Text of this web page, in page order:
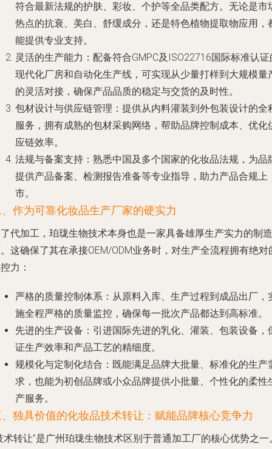
符合最新法规的护肤、彩妆、个护等全品类配方。无论是市
热点的抗衰、美白、舒缓成分，还是特色植物提取物应用，
能提供专业支持。
灵活的生产能力 ：配备符合GMPC及ISO22716国际标准认证
现代化厂房和自动化生产线，可实现从少量打样到大规模量
的灵活对接，确保产品品质的稳定与交货的及时性。
包材设计与供应链管理 ：提供从内料灌装到外包装设计的全
服务，拥有成熟的包材采购网络，帮助品牌控制成本、优化
应链效率。
法规与备案支持 ：熟悉中国及多个国家的化妆品法规，为品
提供产品备案、检测报告准备等专业指导，助力产品合规上
市。
作为可靠化妆品生产厂家的硬实力
代加工，珀珑生物技术本身也是一家具备雄厚生产实力的制造
这确保了其在承接OEM/ODM业务时，对生产全流程拥有绝对
力：
严格的质量控制体系 ：从原料入库、生产过程到成品出厂，
施全程严格的质量监控，确保每一批次产品都达到高标准。
先进的生产设备 ：引进国际先进的乳化、灌装、包装设备，
证生产效率和产品工艺的精细度。
规模化与定制化结合 ：既能满足品牌大批量、标准化的生产
求，也能为初创品牌或小众品牌提供小批量、个性化的柔性
产服务。
独具价值的化妆品技术转让：赋能品牌核心竞争力
术转让”是广州珀珑生物技术区别于普通加工厂的核心优势之一